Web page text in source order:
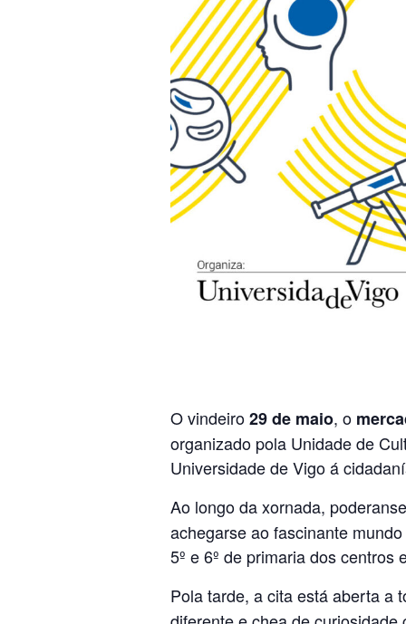
O vindeiro29 de maio, o
organizado pola Unidade de
Universidade de Vigo á
Ao longo da xornada,
achegarse ao fascinante
5º e 6º de primaria dos centros
Pola tarde, a cita está aberta a